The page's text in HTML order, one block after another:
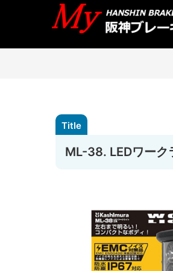
ML-38. LEDワーク